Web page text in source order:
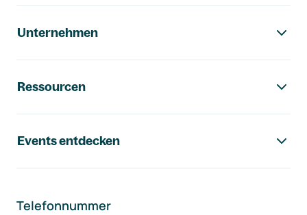
Unternehmen
Ressourcen
Events entdecken
Telefonnummer